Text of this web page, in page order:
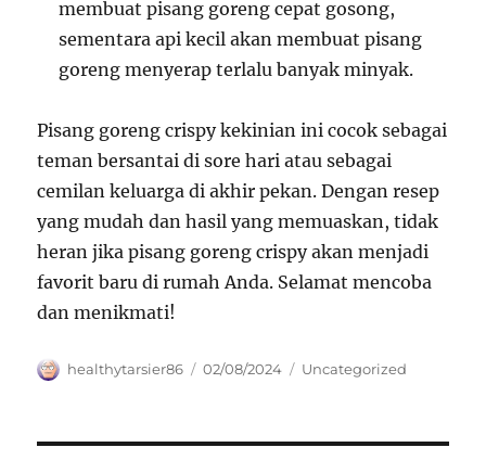
membuat pisang goreng cepat gosong,
sementara api kecil akan membuat pisang
goreng menyerap terlalu banyak minyak.
Pisang goreng crispy kekinian ini cocok sebagai
teman bersantai di sore hari atau sebagai
cemilan keluarga di akhir pekan. Dengan resep
yang mudah dan hasil yang memuaskan, tidak
heran jika pisang goreng crispy akan menjadi
favorit baru di rumah Anda. Selamat mencoba
dan menikmati!
Author
healthytarsier86
Posted
02/08/2024 Categories
Uncategorized